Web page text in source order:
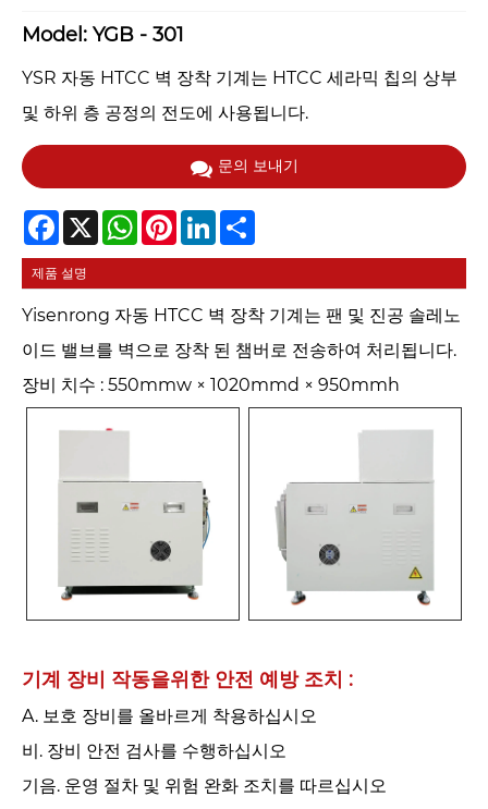
Model: YGB - 301
YSR 자동 HTCC 벽 장착 기계는 HTCC 세라믹 칩의 상부
및 하위 층 공정의 전도에 사용됩니다.
문의 보내기
Facebook
X WhatsAppPinterestLinkedIn
제품 설명
Yisenrong 자동 HTCC 벽 장착 기계는 팬 및 진공 솔레노
이드 밸브를 벽으로 장착 된 챔버로 전송하여 처리됩니다.
장비 치수 : 550mmw × 1020mmd × 950mmh
기계 장비 작동을위한 안전 예방 조치 : ‌
A. 보호 장비를 올바르게 착용하십시오
비. 장비 안전 검사를 수행하십시오
기음. 운영 절차 및 위험 완화 조치를 따르십시오